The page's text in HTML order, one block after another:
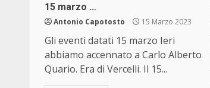
15 marzo …
Antonio Capotosto 15 Marzo 2023
Gli eventi datati 15 marzo Ieri
abbiamo accennato a Carlo Alberto
Quario. Era di Vercelli. Il 15...